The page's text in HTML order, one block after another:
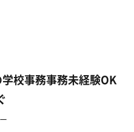
校事務事務未経験OK